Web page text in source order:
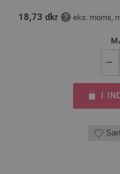
18,73 dkr eks. moms,
I